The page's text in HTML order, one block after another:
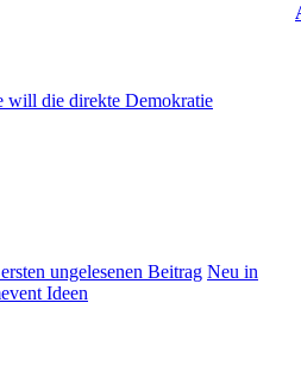
will die direkte Demokratie
Neu in
Ideen